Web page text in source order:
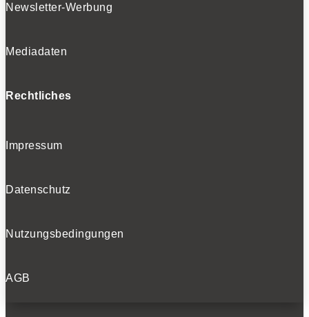
Newsletter-Werbung
Mediadaten
Rechtliches
Impressum
Datenschutz
Nutzungsbedingungen
AGB